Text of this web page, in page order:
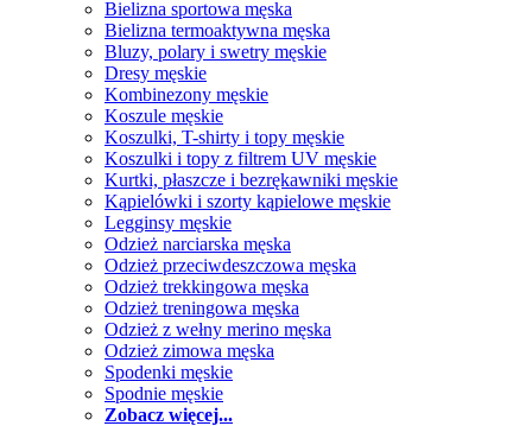
Bielizna sportowa męska
Bielizna termoaktywna męska
Bluzy, polary i swetry męskie
Dresy męskie
Kombinezony męskie
Koszule męskie
Koszulki, T-shirty i topy męskie
Koszulki i topy z filtrem UV męskie
Kurtki, płaszcze i bezrękawniki męskie
Kąpielówki i szorty kąpielowe męskie
Legginsy męskie
Odzież narciarska męska
Odzież przeciwdeszczowa męska
Odzież trekkingowa męska
Odzież treningowa męska
Odzież z wełny merino męska
Odzież zimowa męska
Spodenki męskie
Spodnie męskie
Zobacz więcej...